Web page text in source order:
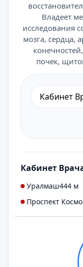
Владеет
исследования
мозга, сердца,
почек,
Кабинет
Кабинет
Уралмаш444 м
Проспект